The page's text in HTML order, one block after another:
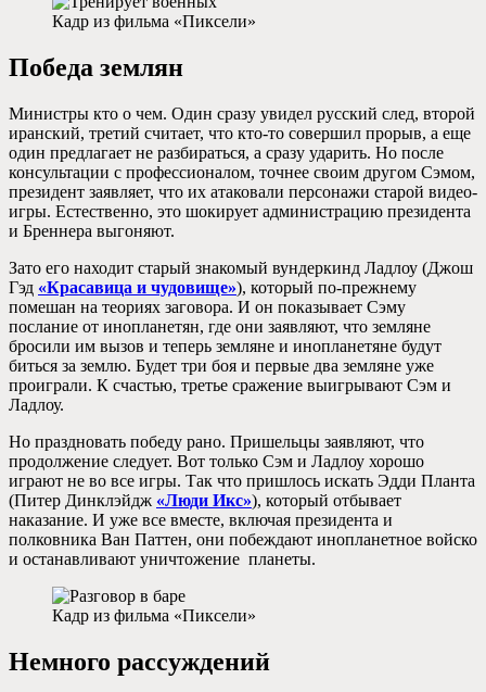
Кадр из фильма «Пиксели»
Победа землян
Министры кто о чем. Один сразу увидел русский след, второй
иранский, третий считает, что кто-то совершил прорыв, а еще
один предлагает не разбираться, а сразу ударить. Но после
консультации с профессионалом, точнее своим другом Сэмом,
президент заявляет, что их атаковали персонажи старой видео-
игры. Естественно, это шокирует администрацию президента
и Бреннера выгоняют.
Зато его находит старый знакомый вундеркинд Ладлоу (Джош
Гэд «Красавица и чудовище»), который по-прежнему
помешан на теориях заговора. И он показывает Сэму
послание от инопланетян, где они заявляют, что земляне
бросили им вызов и теперь земляне и инопланетяне будут
биться за землю. Будет три боя и первые два земляне уже
проиграли. К счастью, третье сражение выигрывают Сэм и
Ладлоу.
Но праздновать победу рано. Пришельцы заявляют, что
продолжение следует. Вот только Сэм и Ладлоу хорошо
играют не во все игры. Так что пришлось искать Эдди Планта
(Питер Динклэйдж «Люди Икс»), который отбывает
наказание. И уже все вместе, включая президента и
полковника Ван Паттен, они побеждают инопланетное войско
и останавливают уничтожение планеты.
Кадр из фильма «Пиксели»
Немного рассуждений